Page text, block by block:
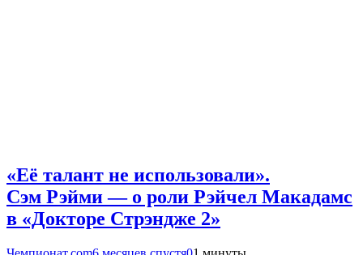
«Её талант не использовали».
Сэм Рэйми — о роли Рэйчел Макадамс
в «Докторе Стрэндже 2»